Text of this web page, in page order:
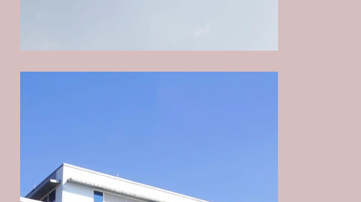
医強科技一期工場及びオフィス新設工事
医強科技一期工場及びオフィス新設工事
医強科技一期工場及びオフィス新設工事